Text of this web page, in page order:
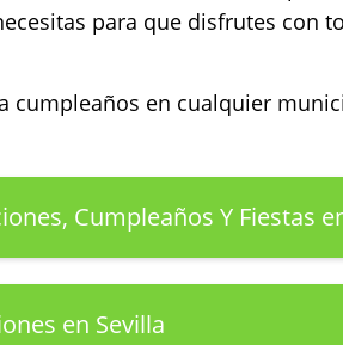
para que disfrutes con
cumpleaños en cualquier
Cumpleaños Y Fiestas
en Sevilla